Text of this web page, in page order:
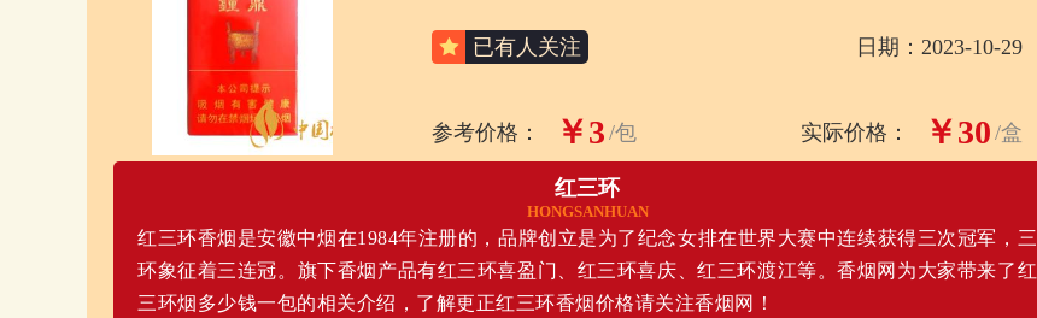
已有人关注 日期：2023-10-29
参考价格： ￥3 /包 实际价格： ￥30 /盒
红三环
HONGSANHUAN
红三环香烟是安徽中烟在1984年注册的，品牌创立是为了纪念女排在世界大赛中连续获得三次冠军，三
环象征着三连冠。旗下香烟产品有红三环喜盈门、红三环喜庆、红三环渡江等。香烟网为大家带来了红
三环烟多少钱一包的相关介绍，了解更正红三环香烟价格请关注香烟网！